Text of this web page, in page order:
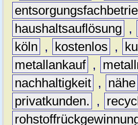
haushaltsauflösung
,
köln
, kostenlos ,
metallankauf ,
nachhaltigkeit , nähe
privatkunden.
,